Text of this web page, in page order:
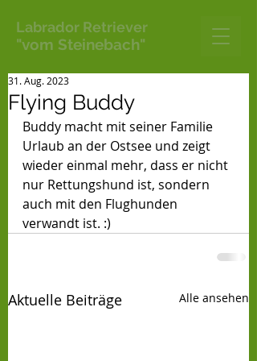
Labrador Retriever
"vom Steinebach"
Flying Buddy
31. Aug. 2023
Buddy macht mit seiner Familie
Urlaub an der Ostsee und zeigt
wieder einmal mehr, dass er nicht
nur Rettungshund ist, sondern
auch mit den Flughunden
verwandt ist. :)
Aktuelle Beiträge Alle ansehen